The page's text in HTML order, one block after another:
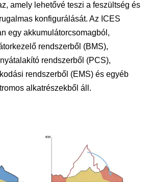
amely lehetővé teszi a feszültség és
konfigurálását. Az ICES
egy akkumulátorcsomagból,
rendszerből (BMS),
rendszerből (PCS),
rendszerből (EMS) és egyéb
alkatrészekből áll.